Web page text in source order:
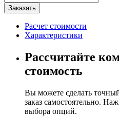
товара
Дачный
дом
"Локса"
крыльцом
4,7х4,8м
Заказать
Расчет стоимости
Характеристики
Рассчитайте
стоимость
Вы можете сделать
заказ самостоятельно.
выбора опций.